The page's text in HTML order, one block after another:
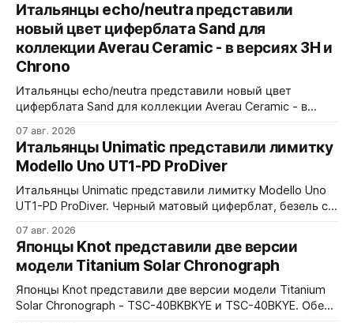
Итальянцы echo/neutra представили
новый цвет циферблата Sand для
коллекции Averau Ceramic - в версиях 3H и
Chrono
Итальянцы echo/neutra представили новый цвет
циферблата Sand для коллекции Averau Ceramic - в
контрастирует с тёмным корпусом из матовой чёрной
керамики и титана Grade 2. Сапфировое стекло с
куполом, завинчивающаяся заводная головка,
водозащита 100 метров. Ремешки на выбор - чёрный
текстильный, чёрный веганский (BioVeg из
07 авг. 2026
Итальянцы Unimatic представили лимитку
Modello Uno UT1-PD ProDiver
Итальянцы Unimatic представили лимитку Modello Uno
UT1-PD ProDiver. Черный матовый циферблат, безель с
стекло 2,5 мм с антибликом. Крышка с гравировкой
дайверской маски. Соответствует стандарту MIL-STD-
810H. Водозащита 300 метров. 40x41,5 мм Seiko VH31A
кварц На черном каучуковом ремешке
07 авг. 2026
Японцы Knot представили две версии
модели Titanium Solar Chronograph
Японцы Knot представили две версии модели Titanium
Solar Chronograph - TSC-40BKBKYE и TSC-40BKYE. Обе